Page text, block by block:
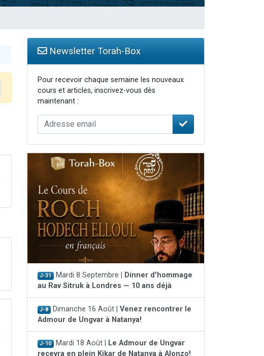
Newsletter Torah-Box
Pour recevoir chaque semaine les nouveaux
cours et articles, inscrivez-vous dès
maintenant :
J-31 Mardi 8 Septembre |
Dinner d'hommage
au Rav Sitruk à Londres — 10 ans déjà
J-8 Dimanche 16 Août | Venez rencontrer le
Admour de Ungvar à Natanya!
J-10 Mardi 18 Août |
Le Admour de Ungvar
recevra en plein Kikar de Natanya à Alonzo!